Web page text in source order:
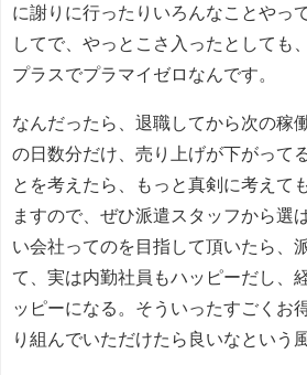
に謝りに行ったりいろんなことやっ
してで、やっとこさ入ったとしても
プラスでプラマイゼロなんです。
なんだったら、退職してから次の稼
の日数分だけ、売り上げが下がって
とを考えたら、もっと真剣に考えて
ますので、ぜひ派遣スタッフから選
い会社ってのを目指して頂いたら、
て、実は内勤社員もハッピーだし、
ッピーになる。そういったすごくお
り組んでいただけたら良いなという